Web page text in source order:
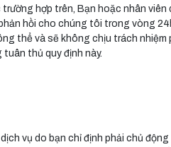
hợp trên, Bạn hoặc nhân
hồi cho chúng tôi trong vòng
thể và sẽ không chịu trách
thủ quy định này.
vụ do bạn chỉ định phải chủ